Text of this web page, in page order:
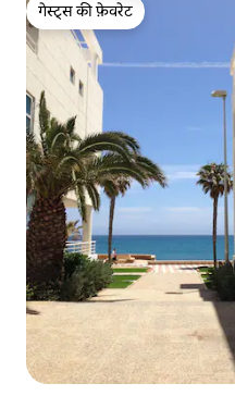
गेस्ट्स की फ़ेवरेट
गेस्ट्स की फ़ेवरेट